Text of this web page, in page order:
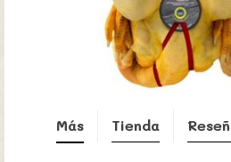
Más Tienda